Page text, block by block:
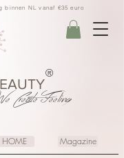
binnen NL vanaf €35 euro
CreateFeeling
®
HOME Magazine